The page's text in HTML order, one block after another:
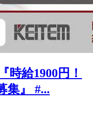
時給1900円！
集』 #...